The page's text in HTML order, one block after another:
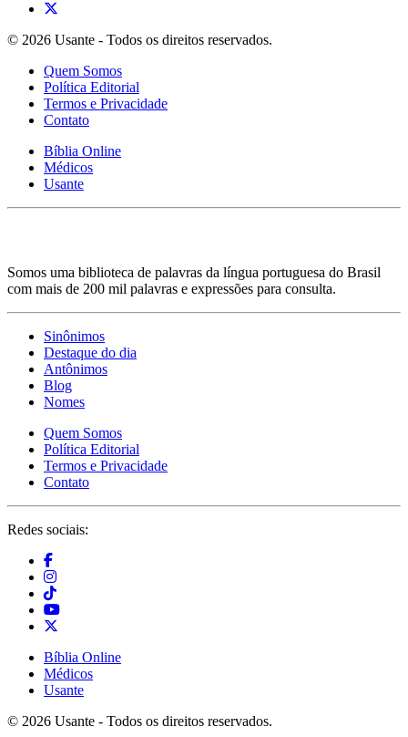
© 2026 Usante - Todos os direitos reservados.
Quem Somos
Política Editorial
Termos e Privacidade
Contato
Bíblia Online
Médicos
Usante
Somos uma biblioteca de palavras da língua portuguesa do Brasil
com mais de 200 mil palavras e expressões para consulta.
Sinônimos
Destaque do dia
Antônimos
Blog
Nomes
Quem Somos
Política Editorial
Termos e Privacidade
Contato
Redes sociais:
Bíblia Online
Médicos
Usante
© 2026 Usante - Todos os direitos reservados.